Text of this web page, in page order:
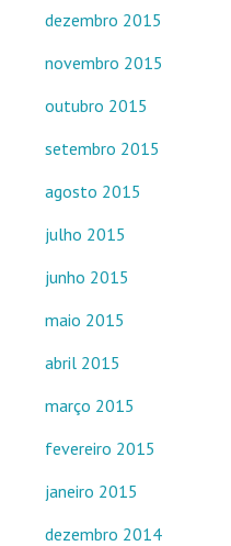
dezembro 2015
novembro 2015
outubro 2015
setembro 2015
agosto 2015
julho 2015
junho 2015
maio 2015
abril 2015
março 2015
fevereiro 2015
janeiro 2015
dezembro 2014